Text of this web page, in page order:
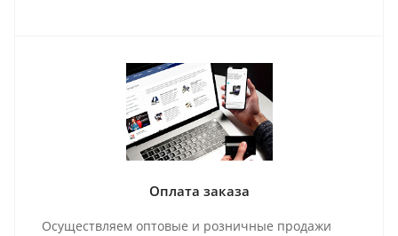
Оплата заказа
Осуществляем оптовые и розничные продажи